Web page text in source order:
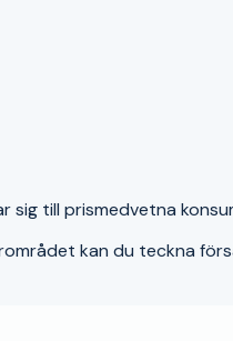
sig till prismedvetna
kan du teckna